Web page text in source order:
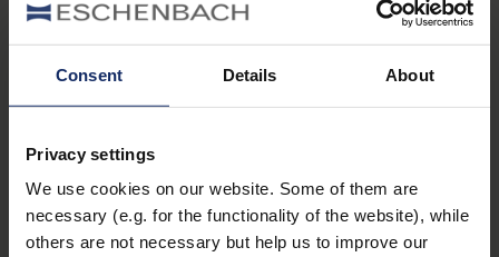
Consent Details About
Privacy settings
We use cookies on our website. Some of them are
necessary (e.g. for the functionality of the website), while
others are not necessary but help us to improve our
Equipamiento
Iluminación sin sombras gracias a 2 LED SMD
situados en posición opuesta
El suministro incluye estuche rígido